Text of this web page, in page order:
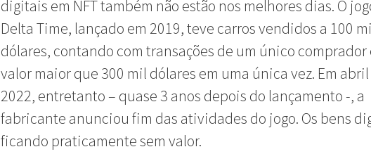
digitais em NFT também não estão nos melhores dias. O
Delta Time, lançado em 2019, teve carros vendidos a 100
dólares, contando com transações de um único comprador
valor maior que 300 mil dólares em uma única vez. Em
2022, entretanto – quase 3 anos depois do lançamento -, a
fabricante anunciou fim das atividades do jogo. Os bens
ficando praticamente sem valor.